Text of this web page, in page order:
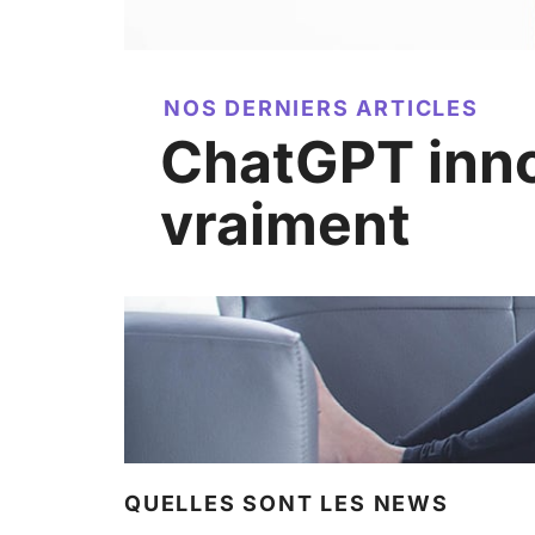
NOS DERNIERS ARTICLES
ChatGPT
vraiment
QUELLES SONT LES NEWS